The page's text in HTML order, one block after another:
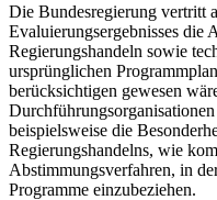
Die Bundesregierung vertritt
Evaluierungsergebnisses die
Regierungshandeln sowie
ursprünglichen
berücksichtigen gewesen
beispielsweise die
Regierungshandelns, wie
Abstimmungsverfahren, in
Programme einzubeziehen.